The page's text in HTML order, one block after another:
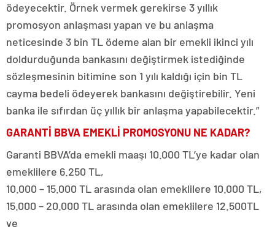
ödeyecektir. Örnek vermek gerekirse 3 yıllık
promosyon anlaşması yapan ve bu anlaşma
neticesinde 3 bin TL ödeme alan bir emekli ikinci yılı
doldurduğunda bankasını değiştirmek istediğinde
sözleşmesinin bitimine son 1 yılı kaldığı için bin TL
cayma bedeli ödeyerek bankasını değiştirebilir. Yeni
banka ile sıfırdan üç yıllık bir anlaşma yapabilecektir.”
GARANTİ BBVA EMEKLİ PROMOSYONU NE KADAR?
Garanti BBVA’da emekli maaşı 10.000 TL’ye kadar olan
emeklilere 6.250 TL,
10.000 – 15.000 TL arasında olan emeklilere 10.000 TL,
15.000 – 20.000 TL arasında olan emeklilere 12.500TL
ve